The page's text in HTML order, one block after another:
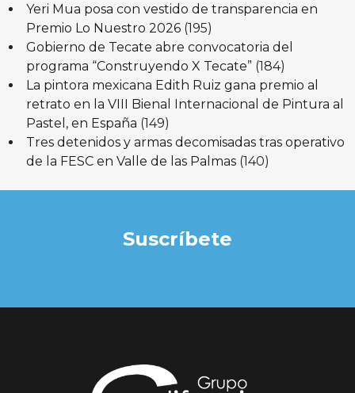
Yeri Mua posa con vestido de transparencia en
Premio Lo Nuestro 2026 (195)
Gobierno de Tecate abre convocatoria del
programa “Construyendo X Tecate” (184)
La pintora mexicana Edith Ruiz gana premio al
retrato en la VIII Bienal Internacional de Pintura al
Pastel, en España (149)
Tres detenidos y armas decomisadas tras operativo
de la FESC en Valle de las Palmas (140)
Suscríbete